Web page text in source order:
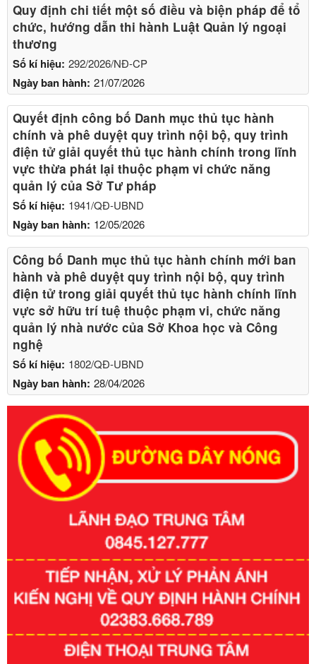
Số kí hiệu: 292/2026/NĐ-CP
Ngày ban hành: 21/07/2026
Quy định chi tiết một số điều và biện pháp để tổ
chức, hướng dẫn thi hành Luật Quản lý ngoại
thương
Số kí hiệu: 1941/QĐ-UBND
Ngày ban hành: 12/05/2026
Quyết định công bố Danh mục thủ tục hành
chính và phê duyệt quy trình nội bộ, quy trình
điện tử giải quyết thủ tục hành chính trong lĩnh
vực thừa phát lại thuộc phạm vi chức năng
quản lý của Sở Tư pháp
Số kí hiệu: 1802/QĐ-UBND
Ngày ban hành: 28/04/2026
Công bố Danh mục thủ tục hành chính mới ban
hành và phê duyệt quy trình nội bộ, quy trình
điện tử trong giải quyết thủ tục hành chính lĩnh
vực sở hữu trí tuệ thuộc phạm vi, chức năng
quản lý nhà nước của Sở Khoa học và Công
nghệ